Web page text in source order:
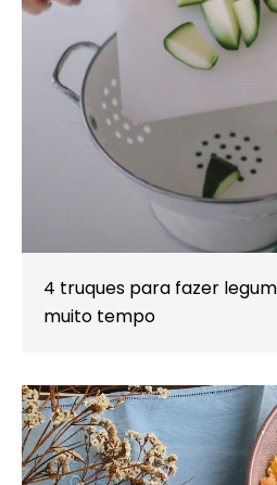
4 truques para fazer
muito tempo